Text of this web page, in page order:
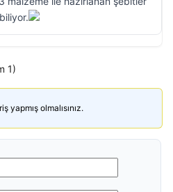
1)
yapmış olmalısınız.